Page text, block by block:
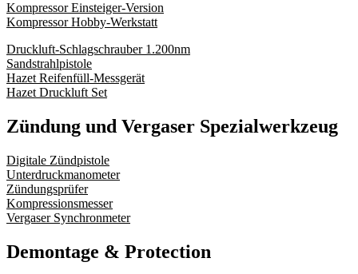
Kompressor Einsteiger-Version
Kompressor Hobby-Werkstatt
Druckluft-Schlagschrauber 1.200nm
Sandstrahlpistole
Hazet Reifenfüll-Messgerät
Hazet Druckluft Set
Zündung und Vergaser Spezialwerkzeug
Digitale Zündpistole
Unterdruckmanometer
Zündungsprüfer
Kompressionsmesser
Vergaser Synchronmeter
Demontage & Protection